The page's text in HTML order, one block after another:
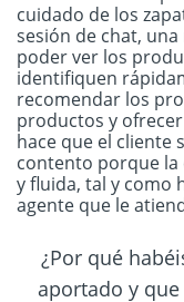
cuidado de los
sesión de chat,
poder ver los
identifiquen
recomendar los
productos y
hace que el cliente
contento porque la
y fluida, tal y como
agente que le
¿Por qué
aportado y